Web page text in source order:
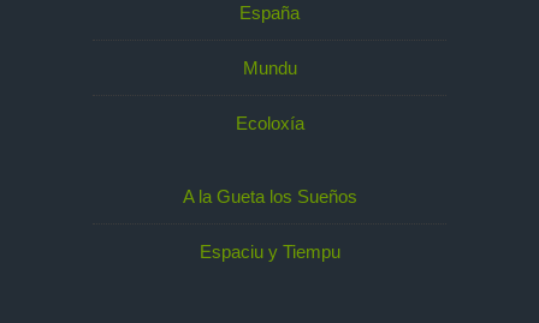
España
Mundu
Ecoloxía
A la Gueta los Sueños
Espaciu y Tiempu